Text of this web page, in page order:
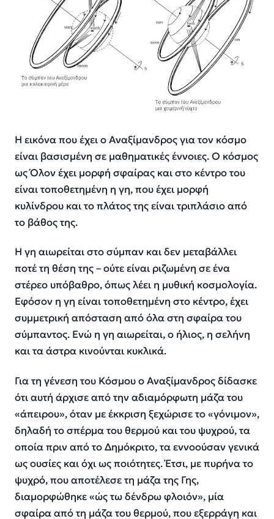
Η εικόνα που έχει ο Αναξίμανδρος για τον κόσμο
είναι βασισμένη σε μαθηματικές έννοιες. Ο κόσμος
ως Όλον έχει μορφή σφαίρας και στο κέντρο του
είναι τοποθετημένη η γη, που έχει μορφή
κυλίνδρου και το πλάτος της είναι τριπλάσιο από
το βάθος της.
Η γη αιωρείται στο σύμπαν και δεν μεταβάλλει
ποτέ τη θέση της – ούτε είναι ριζωμένη σε ένα
στέρεο υπόβαθρο, όπως λέει η μυθική κοσμολογία.
Εφόσον η γη είναι τοποθετημένη στο κέντρο, έχει
συμμετρική απόσταση από όλα στη σφαίρα του
σύμπαντος. Ενώ η γη αιωρείται, ο ήλιος, η σελήνη
και τα άστρα κινούνται κυκλικά.
Για τη γένεση του Κόσμου ο Αναξίμανδρος δίδασκε
ότι αυτή άρχισε από την αδιαμόρφωτη μάζα του
«άπειρου», όταν με έκκριση ξεχώρισε το «γόνιμον»,
δηλαδή το σπέρμα του θερμού και του ψυχρού, τα
οποία πριν από το Δημόκριτο, τα εννοούσαν γενικά
ως ουσίες και όχι ως ποιότητες. Έτσι, με πυρήνα το
ψυχρό, που αποτέλεσε τη μάζα της Γης,
διαμορφώθηκε «ώς τω δένδρω φλοιόν», μία
σφαίρα από τη μάζα του θερμού, που εξερράγη και